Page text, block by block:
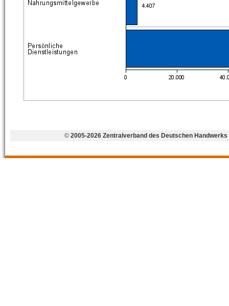
© 2005-2026 Zentralverband des Deutschen Handwerks